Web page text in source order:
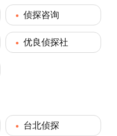
侦探咨询
优良侦探社
台北侦探